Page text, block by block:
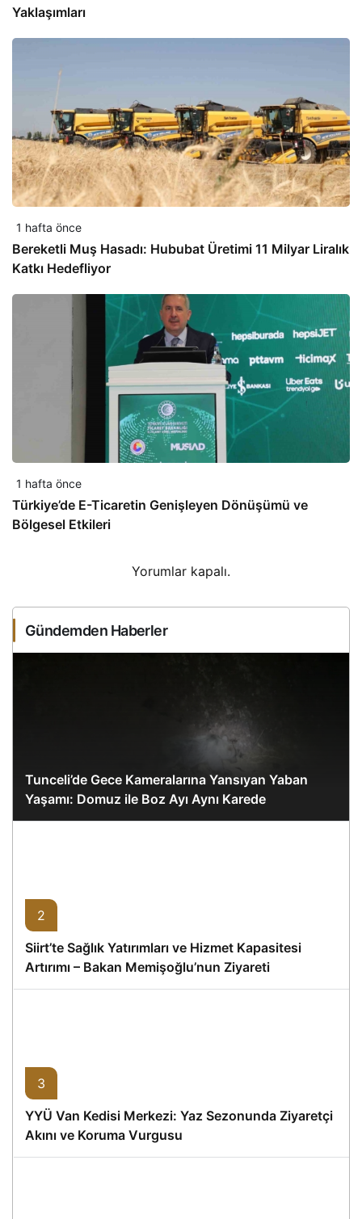
Yaklaşımları
1 hafta önce
Bereketli Muş Hasadı: Hububat Üretimi 11 Milyar Liralık
Katkı Hedefliyor
1 hafta önce
Türkiye’de E-Ticaretin Genişleyen Dönüşümü ve
Bölgesel Etkileri
Yorumlar kapalı.
Gündemden Haberler
Tunceli’de Gece Kameralarına Yansıyan Yaban
Yaşamı: Domuz ile Boz Ayı Aynı Karede
2
Siirt’te Sağlık Yatırımları ve Hizmet Kapasitesi
Artırımı – Bakan Memişoğlu’nun Ziyareti
3
YYÜ Van Kedisi Merkezi: Yaz Sezonunda Ziyaretçi
Akını ve Koruma Vurgusu